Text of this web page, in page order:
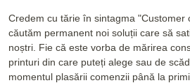
Credem cu tărie în sintagma "Customer
căutăm permanent noi soluții care să
noștri. Fie că este vorba de mărirea
printuri din care puteți alege sau de
momentul plasării comenzii până la